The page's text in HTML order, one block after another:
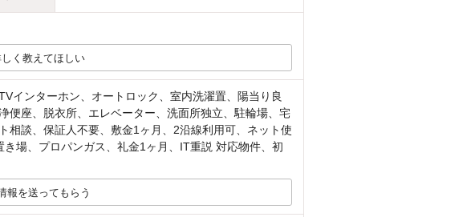
く教えてほしい
インターホン、オートロック、室内洗濯置、陽当り良
便座、脱衣所、エレベーター、洗面所独立、駐輪場、宅
相談、保証人不要、敷金1ヶ月、2沿線利用可、ネット使
場、プロパンガス、礼金1ヶ月、IT重説 対応物件、初
報を送ってもらう